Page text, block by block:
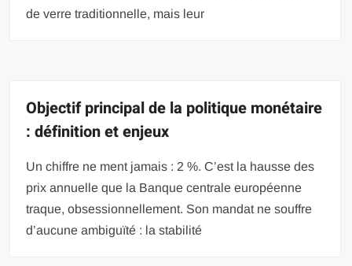
de verre traditionnelle, mais leur
Objectif principal de la politique monétaire
: définition et enjeux
Un chiffre ne ment jamais : 2 %. C’est la hausse des
prix annuelle que la Banque centrale européenne
traque, obsessionnellement. Son mandat ne souffre
d’aucune ambiguïté : la stabilité